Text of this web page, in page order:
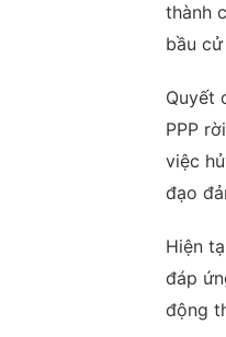
thành
bầu
Quyết
PPP
việc
đạo
Hiện
đáp
động